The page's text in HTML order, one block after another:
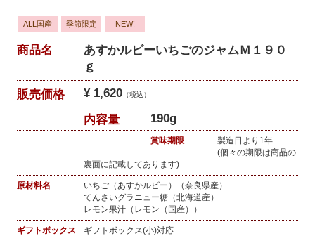
ALL国産 季節限定 NEW!
商品名
あすかルビーいちごのジャムＭ１９０
ｇ
販売価格 ¥ 1,620 （税込）
内容量 190g
賞味期限
製造日より1年
(個々の期限は商品の
裏面に記載してあります)
原材料名
いちご（あすかルビー）（奈良県産）
てんさいグラニュー糖（北海道産）
レモン果汁（レモン（国産））
ギフトボックス ギフトボックス(小)対応